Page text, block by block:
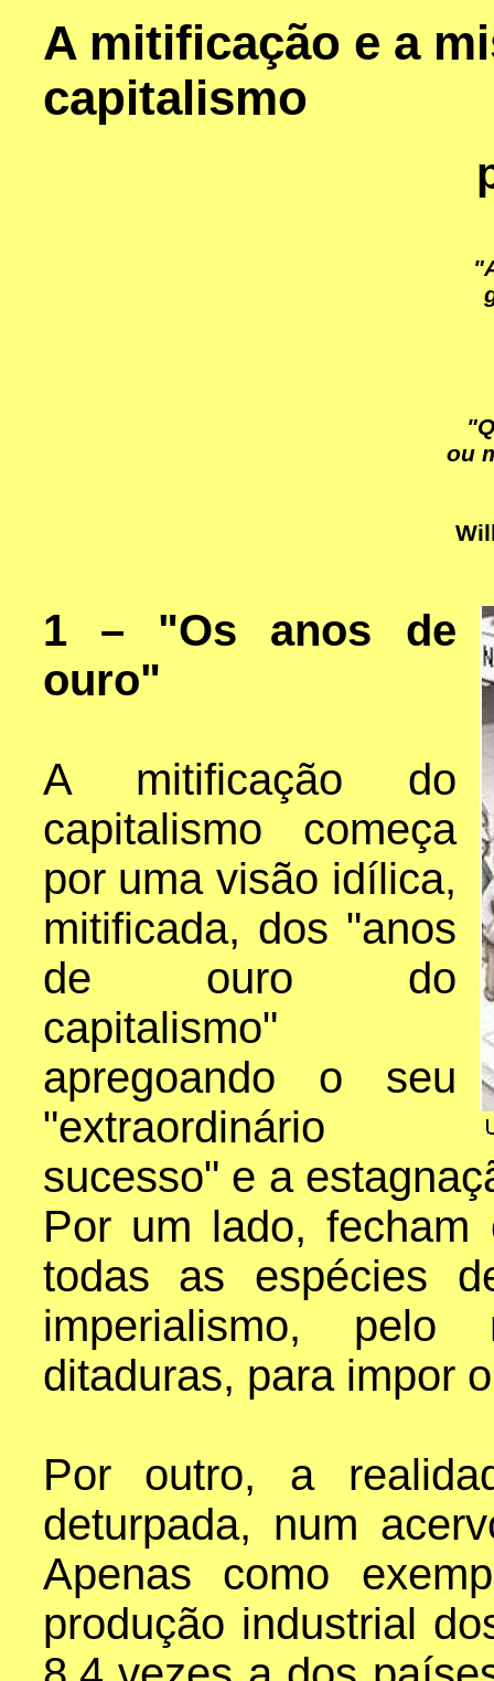
A mitificação e a
capitalismo
ou
1 – "Os anos de
ouro"
A mitificação do
capitalismo começa
por uma visão idílica,
mitificada, dos "anos
de ouro do
capitalismo"
apregoando o seu
"extraordinário
sucesso" e a
Por um lado,
todas as espécies
imperialismo, pelo
ditaduras, para impor
Por outro, a
deturpada, num
Apenas como
produção industrial